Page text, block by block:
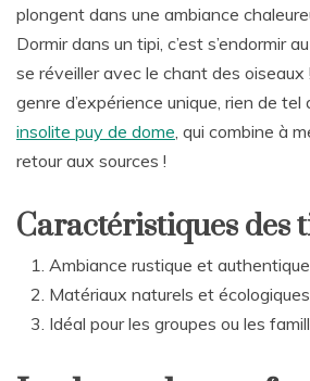
plongent dans une ambiance
Dormir dans un tipi, c’est s’endormir
se réveiller avec le chant des oiseaux
genre d’expérience unique, rien de tel
insolite puy de dome, qui combine à
retour aux sources !
Caractéristiques des
Ambiance rustique et authentique
Matériaux naturels et écologiques
Idéal pour les groupes ou les